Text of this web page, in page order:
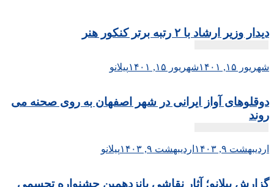
دیدار وزیر ارشاد با ۲ رتبه برتر کنکور هنر
شهریور ۱۵, ۱۴۰۱ شهریور ۱۵, ۱۴۰۱ پیلانو
دوقلوهای آواز ایرانی در شهر اصفهان به روی صحنه می
روند
اردیبهشت ۹, ۱۴۰۳ اردیبهشت ۹, ۱۴۰۳ پیلانو
گزارش پیلانو؛ آثار نقاشی پانزدهمین جشنواره تجسمی